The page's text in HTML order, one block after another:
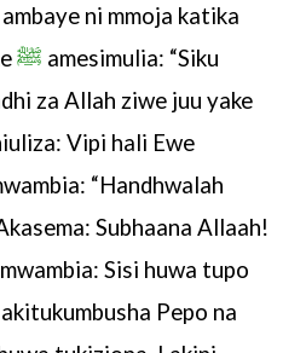
ambaye ni mmoja katika
ﷺ amesimulia: “Siku
za Allah ziwe juu yake
Vipi hali Ewe
“Handhwalah
Subhaana Allaah!
Sisi huwa tupo
akitukumbusha Pepo na